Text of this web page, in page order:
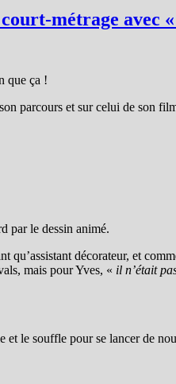
métrage avec
que ça !
parcours et sur celui de son
par le dessin animé.
décorateur, et
mais pour Yves, « il n’était
et le souffle pour se lancer de